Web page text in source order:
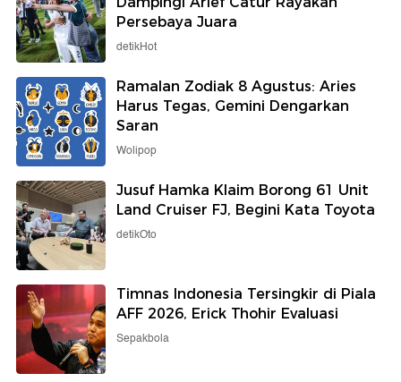
Persebaya Juara
detikHot
Ramalan Zodiak 8 Agustus: Aries
Harus Tegas, Gemini Dengarkan
Saran
Wolipop
Jusuf Hamka Klaim Borong 61 Unit
Land Cruiser FJ, Begini Kata Toyota
detikOto
Timnas Indonesia Tersingkir di Piala
AFF 2026, Erick Thohir Evaluasi
Sepakbola